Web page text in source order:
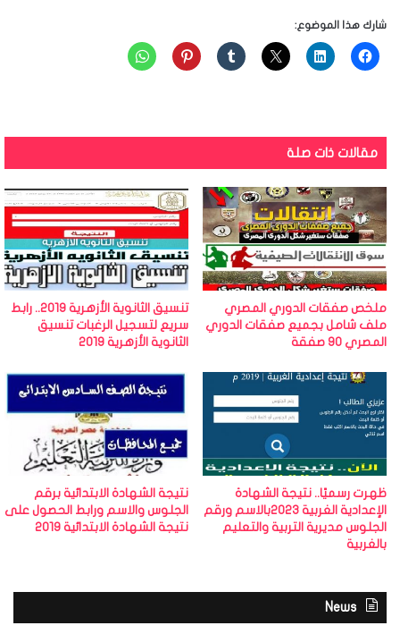
شارك هذا الموضوع:
مقالات ذات صلة
ملخص صفقات الدوري المصري
ملف شامل بجميع صفقات الدوري
المصري 90 صفقة
تنسيق الثانوية الأزهرية 2019.. رابط
سريع لتسجيل الرغبات تنسيق
الثانوية الأزهرية 2019
ظهرت رسميًا.. نتيجة الشهادة
الإعدادية الغربية 2023بالاسم ورقم
الجلوس مديرية التربية والتعليم
بالغربية
نتيجة الشهادة الابتدائية برقم
الجلوس والاسم ورابط الحصول على
نتيجة الشهادة الابتدائية 2019
News